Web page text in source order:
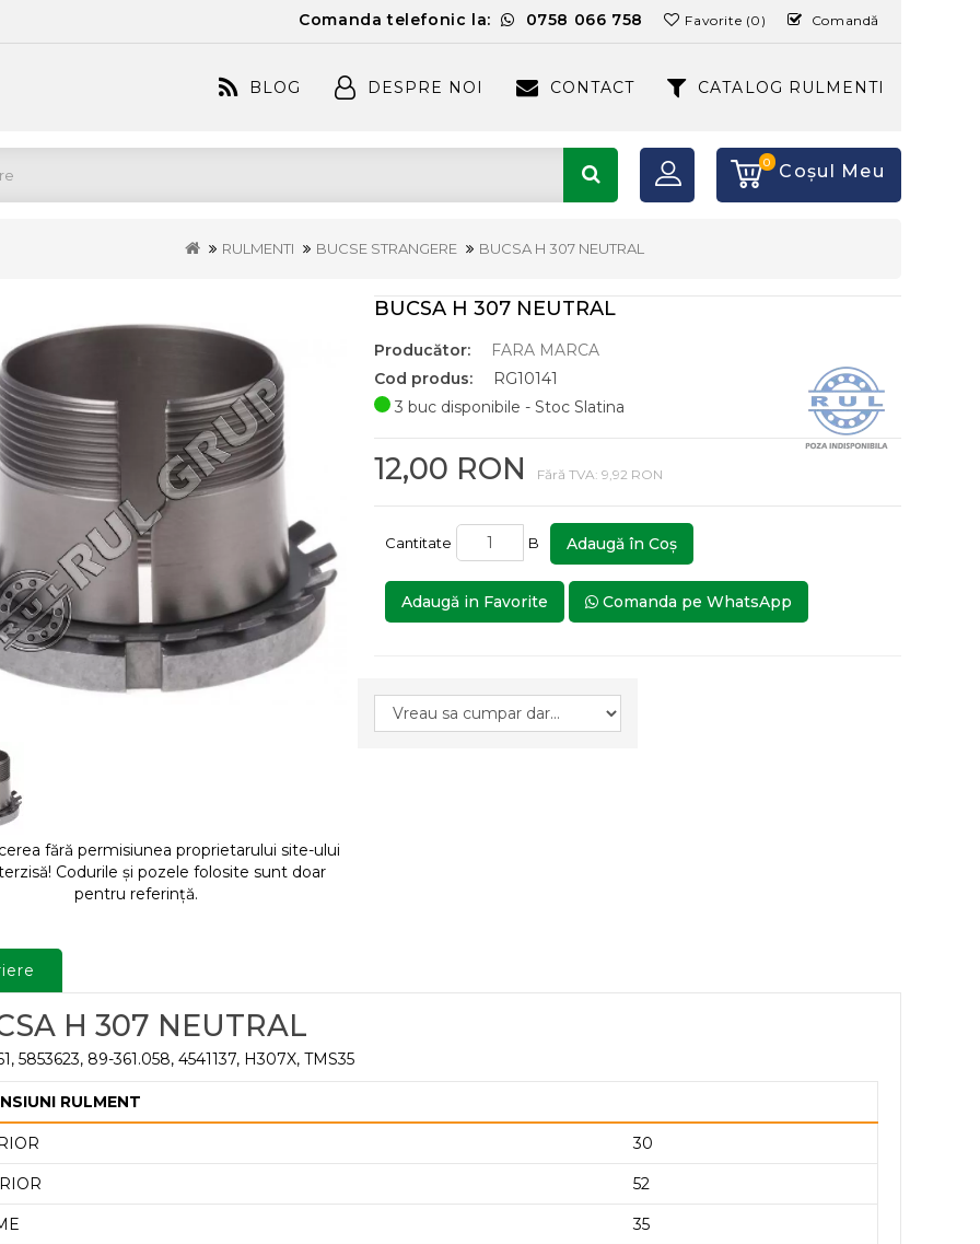
Comanda telefonic la: 0758 066 758 Favorite (0) Comandă
BLOG DESPRE NOI CONTACT CATALOG RULMENTI
0 Coşul Meu
RULMENTI BUCSE STRANGERE BUCSA H 307 NEUTRAL
fără permisiunea proprietarului site-ului
Codurile și pozele folosite sunt doar
pentru referință.
BUCSA H 307 NEUTRAL
Producător:
FARA MARCA
Cod produs:
RG10141
3 buc disponibile - Stoc Slatina
12,00 RON Fără TVA: 9,92 RON
Cantitate B Adaugă în Coş
Adaugă in Favorite Comanda pe WhatsApp
H 307 NEUTRAL
5853623, 89-361.058, 4541137, H307X, TMS35
RULMENT
30
52
35